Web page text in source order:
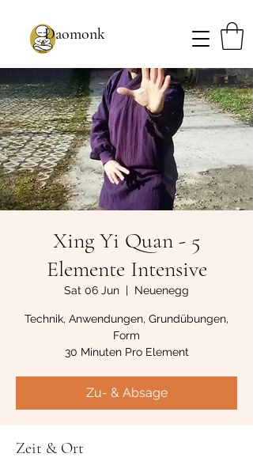
Daomonk
Xing Yi Quan - 5
Elemente Intensive
Sat 06 Jun
  |
Neuenegg
Technik, Anwendungen, Grundübungen,
Form
30 Minuten Pro Element
Zu- & Absage
Zeit & Ort